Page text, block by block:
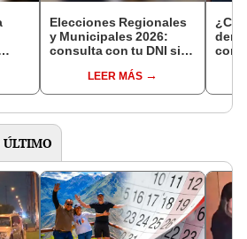
Elecciones Regionales
y Municipales 2026:
consulta con tu DNI si
de mesa para este 4 de
octubre en el link oficial
LEER MÁS
con
ÚLTIMO